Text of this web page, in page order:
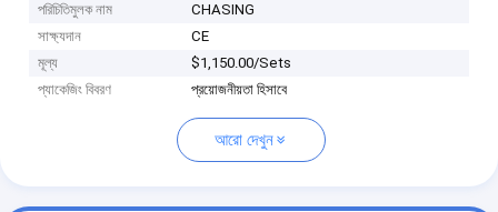
পরিচিতিমুলক নাম
CHASING
সাক্ষ্যদান
CE
মূল্য
$1,150.00/Sets
প্যাকেজিং বিবরণ
প্রয়োজনীয়তা হিসাবে
আরো দেখুন